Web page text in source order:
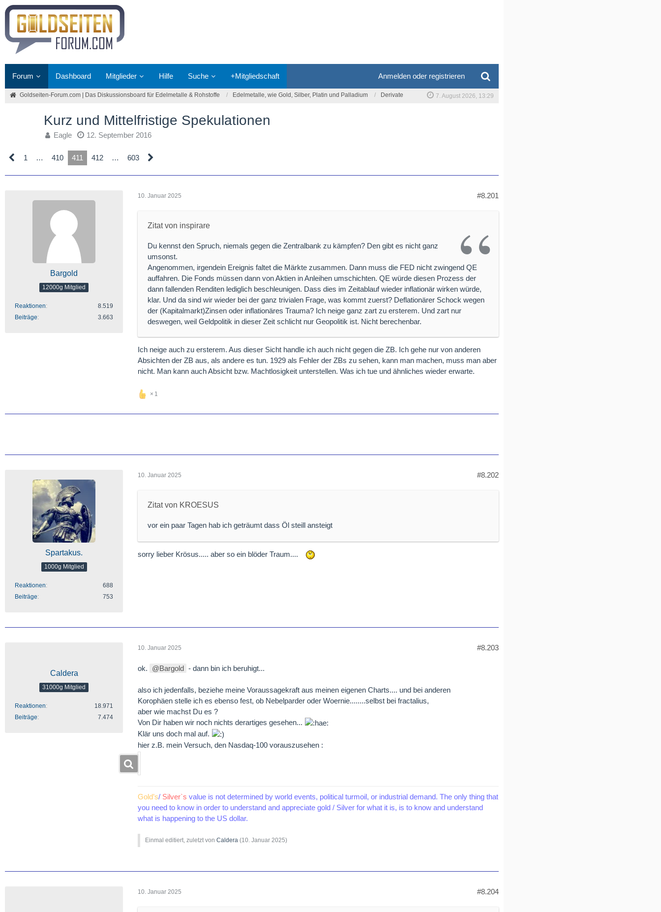
Forum Dashboard Mitglieder Hilfe Suche +Mitgliedschaft Anmelden oder registrieren
Goldseiten-Forum.com | Das Diskussionsboard für Edelmetalle & Rohstoffe Edelmetalle, wie Gold, Silber, Platin und Palladium Derivate 7. August 2026, 13:29
Kurz und Mittelfristige Spekulationen
Eagle 12. September 2016
1 … 410 411 412 … 603
Bargold
12000g Mitglied
Reaktionen
8.519
Beiträge
3.663
10. Januar 2025 #8.201
Zitat von inspirare
Du kennst den Spruch, niemals gegen die Zentralbank zu kämpfen? Den gibt es nicht ganz
umsonst.
Angenommen, irgendein Ereignis faltet die Märkte zusammen. Dann muss die FED nicht zwingend QE
auffahren. Die Fonds müssen dann von Aktien in Anleihen umschichten. QE würde diesen Prozess der
dann fallenden Renditen lediglich beschleunigen. Dass dies im Zeitablauf wieder inflationär wirken würde,
klar. Und da sind wir wieder bei der ganz trivialen Frage, was kommt zuerst? Deflationärer Schock wegen
der (Kapitalmarkt)Zinsen oder inflationäres Trauma? Ich neige ganz zart zu ersterem. Und zart nur
deswegen, weil Geldpolitik in dieser Zeit schlicht nur Geopolitik ist. Nicht berechenbar.
Ich neige auch zu ersterem. Aus dieser Sicht handle ich auch nicht gegen die ZB. Ich gehe nur von anderen
Absichten der ZB aus, als andere es tun. 1929 als Fehler der ZBs zu sehen, kann man machen, muss man aber
nicht. Man kann auch Absicht bzw. Machtlosigkeit unterstellen. Was ich tue und ähnliches wieder erwarte.
1
Spartakus.
1000g Mitglied
Reaktionen
688
Beiträge
753
10. Januar 2025 #8.202
Zitat von KROESUS
vor ein paar Tagen hab ich geträumt dass Öl steill ansteigt
sorry lieber Krösus..... aber so ein blöder Traum....
Caldera
31000g Mitglied
Reaktionen
18.971
Beiträge
7.474
10. Januar 2025 #8.203
ok. Bargold - dann bin ich beruhigt...
also ich jedenfalls, beziehe meine Voraussagekraft aus meinen eigenen Charts.... und bei anderen
Korophäen stelle ich es ebenso fest, ob Nebelparder oder Woernie........selbst bei fractalius,
aber wie machst Du es ?
Von Dir haben wir noch nichts derartiges gesehen...
Klär uns doch mal auf.
hier z.B. mein Versuch, den Nasdaq-100 vorauszusehen :
Gold’s/ Silver`s value is not determined by world events, political turmoil, or industrial demand. The only thing that
you need to know in order to understand and appreciate gold / Silver for what it is, is to know and understand
what is happening to the US dollar.
Einmal editiert, zuletzt von Caldera (10. Januar 2025)
10. Januar 2025 #8.204